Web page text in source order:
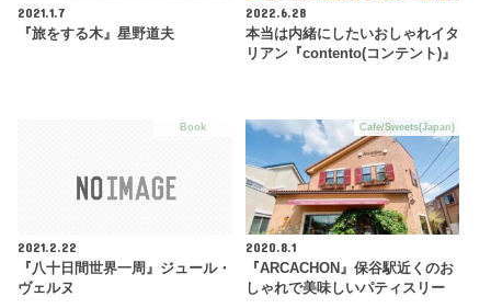
2021.1.7
『旅をする木』星野道夫
2022.6.28
本当は内緒にしたいおしゃれイタ
リアン『contento(コンテント)』
Book
2021.2.22
『八十日間世界一周』ジュール・
ヴェルヌ
Cafe/Sweets(Japan)
2020.8.1
『ARCACHON』保谷駅近くのお
しゃれで美味しいパティスリー